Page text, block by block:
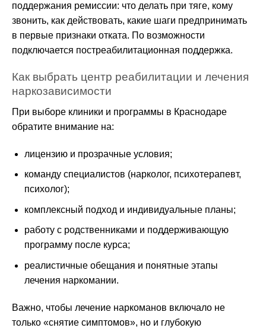
поддержания ремиссии: что делать при тяге, кому
звонить, как действовать, какие шаги предпринимать
в первые признаки отката. По возможности
подключается постреабилитационная поддержка.
Как выбрать центр реабилитации и лечения
наркозависимости
При выборе клиники и программы в Краснодаре
обратите внимание на:
лицензию и прозрачные условия;
команду специалистов (нарколог, психотерапевт,
психолог);
комплексный подход и индивидуальные планы;
работу с родственниками и поддерживающую
программу после курса;
реалистичные обещания и понятные этапы
лечения наркомании.
Важно, чтобы лечение наркоманов включало не
только «снятие симптомов», но и глубокую